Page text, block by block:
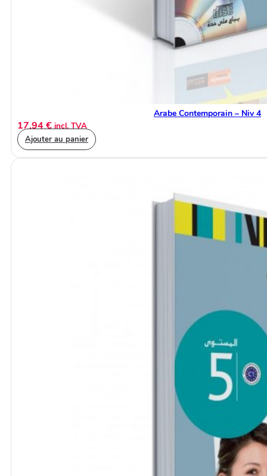
Arabe Contemporain – Niv 4
17,94€ incl. TVA
Ajouter au panier